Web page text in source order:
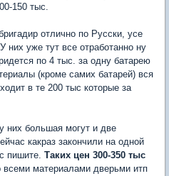
150 тыс.
отлично по Русски, усе
них уже тут все отработанно ну
по 4 тыс. за одну батарею
(кроме самих батарей) вся
в те 200 тыс которые за
них большая могут и две
какраз закончили на одной
пишите. Таких цен 300-350 тыс
материалами дверьми итп